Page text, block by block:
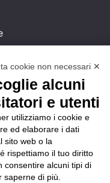
è
.
cookie non necessari ✕
alcuni
e utenti
utilizziamo i cookie e
ed elaborare i dati
sito web o la
rispettiamo il tuo diritto
consentire alcuni tipi di
di più.